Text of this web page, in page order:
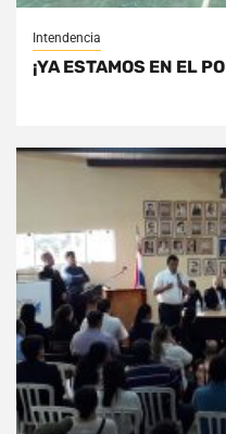
Intendencia
¡YA ESTAMOS EN EL